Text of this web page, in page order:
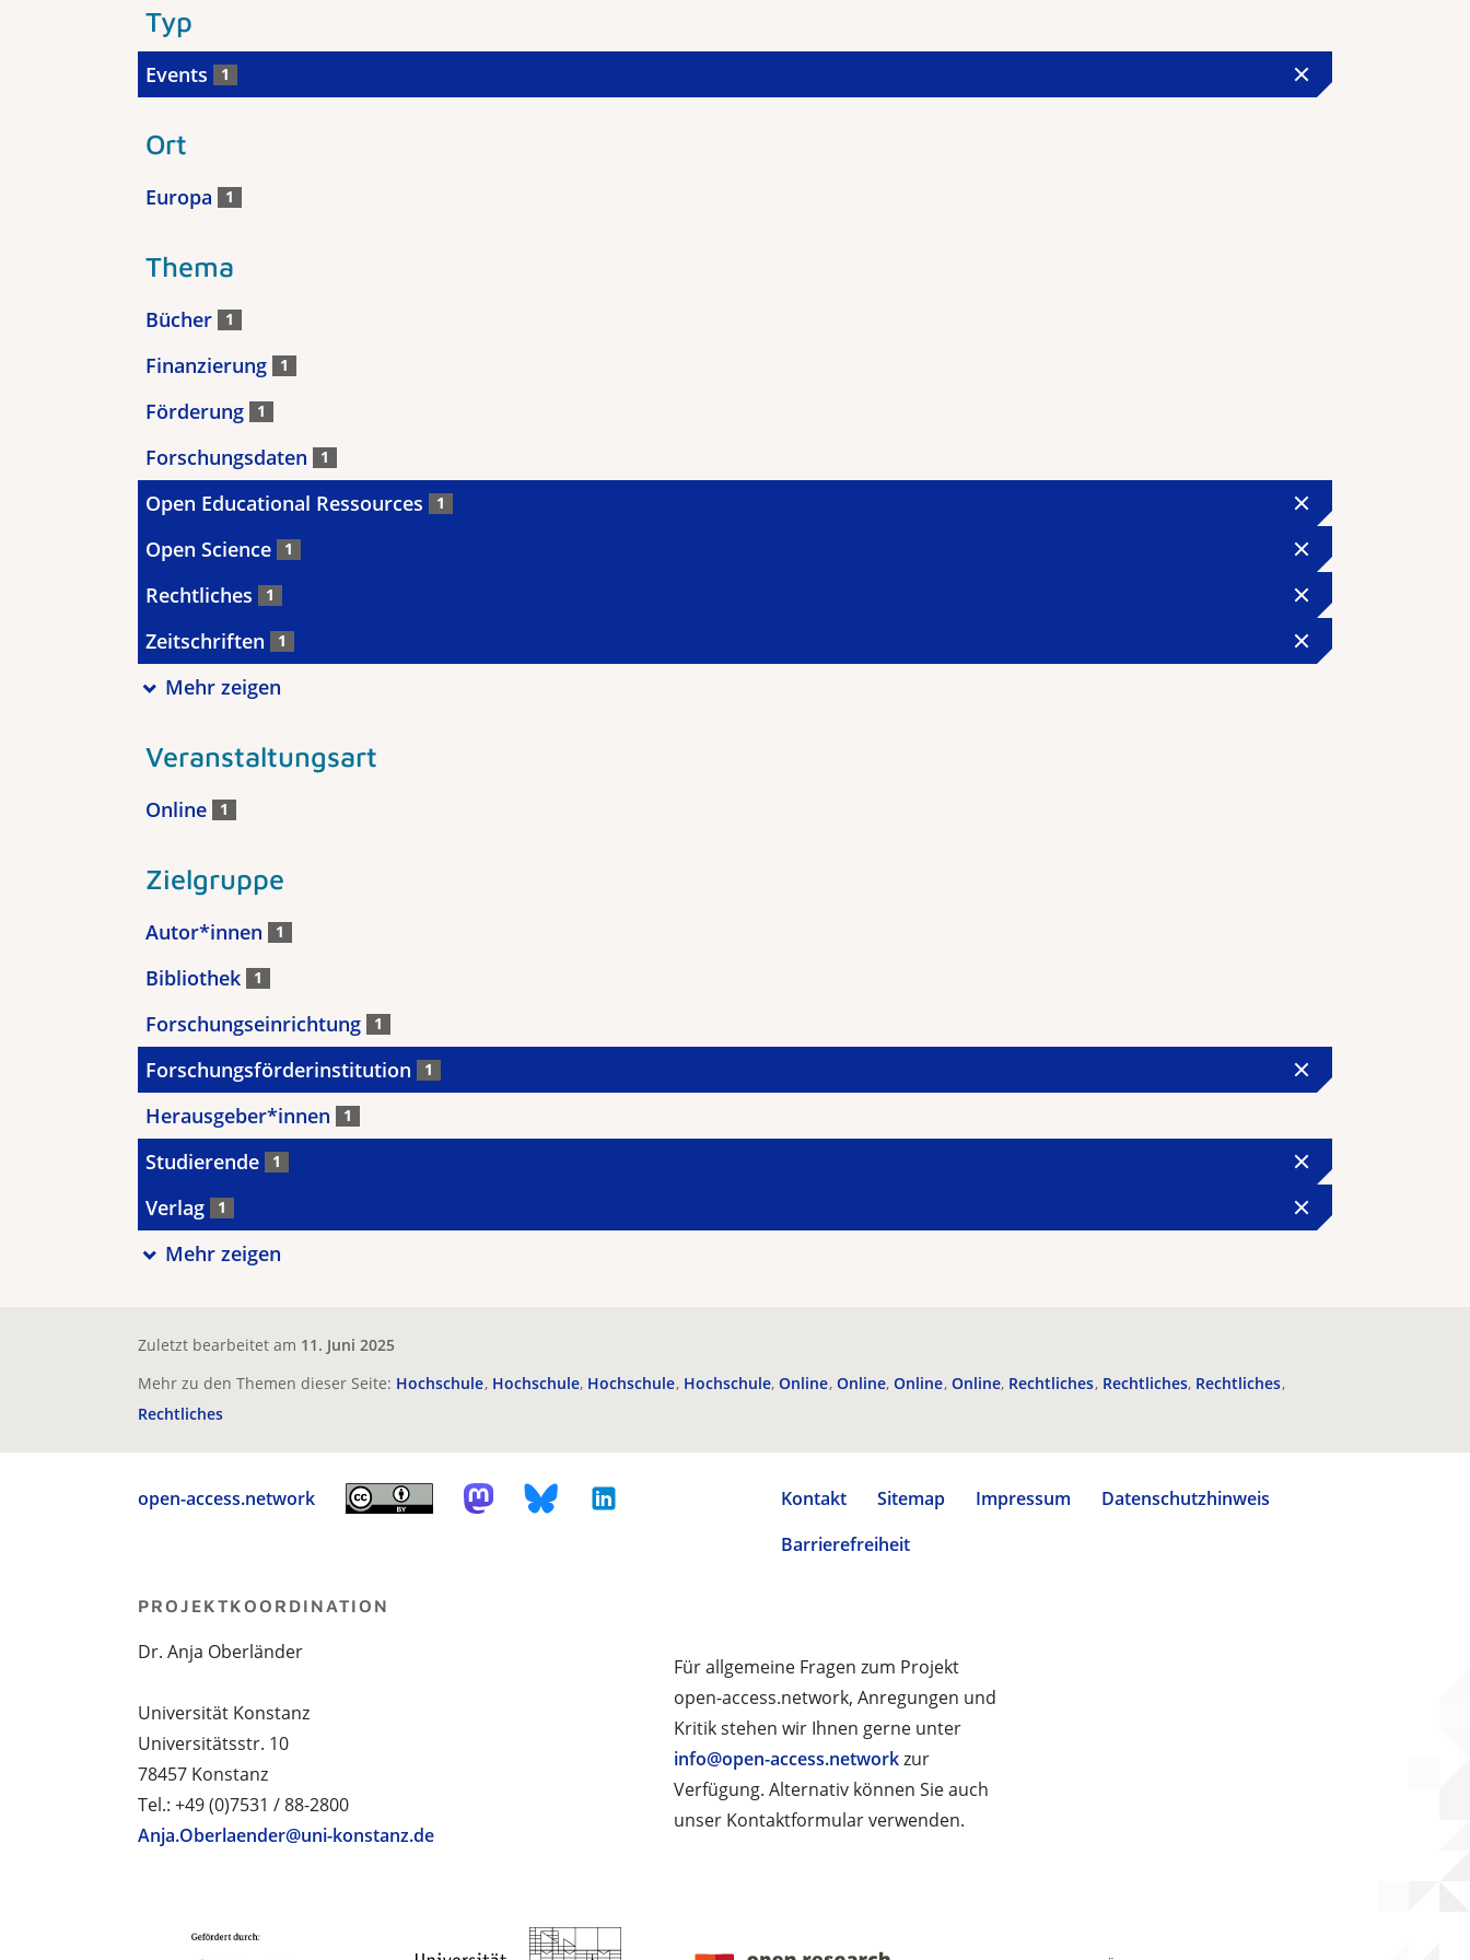
Typ
Events 1
Ort
Europa 1
Thema
Bücher 1
Finanzierung 1
Förderung 1
Forschungsdaten 1
Open Educational Ressources 1
Open Science 1
Rechtliches 1
Zeitschriften 1
Mehr zeigen
Veranstaltungsart
Online 1
Zielgruppe
Autor*innen 1
Bibliothek 1
Forschungseinrichtung 1
Forschungsförderinstitution 1
Herausgeber*innen 1
Studierende 1
Verlag 1
Mehr zeigen
Zuletzt bearbeitet am 11. Juni 2025
Mehr zu den Themen dieser Seite: Hochschule Hochschule Hochschule Hochschule Online Online Online Online Rechtliches Rechtliches Rechtliches
Rechtliches
open-access.network Kontakt Sitemap Impressum
Datenschutzhinweis
Barrierefreiheit
Für allgemeine Fragen zum Projekt
open-access.network, Anregungen und
Kritik stehen wir Ihnen gerne unter
info@open-access.networkzur
Verfügung. Alternativ können Sie auch
unser Kontaktformular verwenden.
PROJEKTKOORDINATION
Dr. Anja Oberländer
Universität Konstanz
Universitätsstr. 10
78457 Konstanz
Tel.: +49 (0)7531 / 88-2800
Anja.Oberlaender@uni-konstanz.de